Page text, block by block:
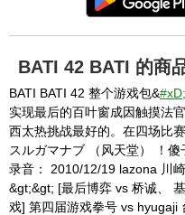
BATI 42 BATI 的商
BATI BATI 42 整个游戏包&#xD;
实现最后的百叶窗成因触摸法
西太热挑战最好的。在四场比
スルガマナブ （风天堂） ！
录音： 2010/12/19 lazona 川
&gt;&gt; [最后博弈 vs 桥诚、
戏] 第四届游戏拳号 vs hyugaji